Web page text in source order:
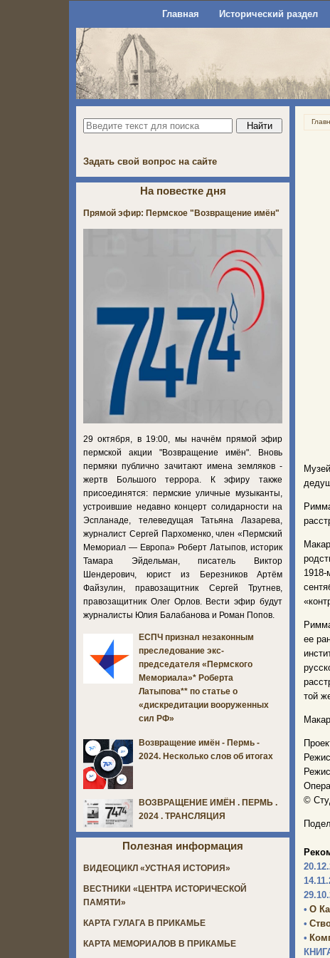
Главная Исторический раздел
ее
той
©
• О
•
•
Задать свой вопрос на сайте
На повестке дня
Прямой эфир: Пермское "Возвращение имён"
29 октября, в 19:00, мы начнём прямой эфир
пермской акции "Возвращение имён". Вновь
пермяки публично зачитают имена земляков -
жертв Большого террора. К эфиру также
присоединятся: пермские уличные музыканты,
устроившие недавно концерт солидарности на
Эспланаде, телеведущая Татьяна Лазарева,
журналист Сергей Пархоменко, член «Пермский
Мемориал — Европа» Роберт Латыпов, историк
Тамара Эйдельман, писатель Виктор
Шендерович, юрист из Березников Артём
Файзулин, правозащитник Сергей Трутнев,
правозащитник Олег Орлов. Вести эфир будут
журналисты Юлия Балабанова и Роман Попов.
ЕСПЧ признал незаконным
преследование экс-
председателя «Пермского
Мемориала»* Роберта
Латыпова** по статье о
«дискредитации вооруженных
сил РФ»
Возвращение имён - Пермь -
2024. Несколько слов об итогах
ВОЗВРАЩЕНИЕ ИМЁН . ПЕРМЬ .
2024 . ТРАНСЛЯЦИЯ
Полезная информация
ВИДЕОЦИКЛ «УСТНАЯ ИСТОРИЯ»
ВЕСТНИКИ «ЦЕНТРА ИСТОРИЧЕСКОЙ
ПАМЯТИ»
КАРТА ГУЛАГА В ПРИКАМЬЕ
КАРТА МЕМОРИАЛОВ В ПРИКАМЬЕ